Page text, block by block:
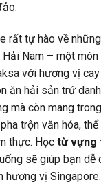
rất tự hào về
Nam – một
với hương vị
ăn hải sản trứ
mà còn mang
trộn văn hóa,
thực. Học từ vựng
sẽ giúp bạn dễ
hương vị Singapore.